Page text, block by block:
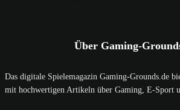
Über Gaming-
Das digitale Spielemagazin Gaming-Grounds.de
mit hochwertigen Artikeln über Gaming, E-Sport